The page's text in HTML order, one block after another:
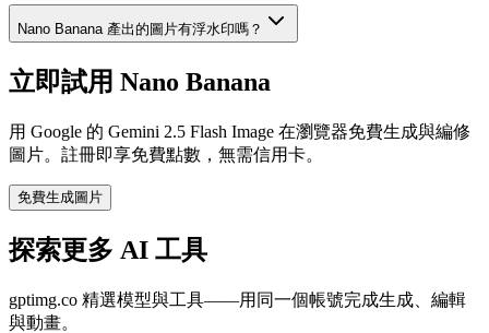
Nano Banana 產出的圖片有浮水印嗎？
立即試用 Nano Banana
用 Google 的 Gemini 2.5 Flash Image 在瀏覽器免費生成與編修
圖片。註冊即享免費點數，無需信用卡。
免費生成圖片
探索更多 AI 工具
gptimg.co 精選模型與工具——用同一個帳號完成生成、編輯
與動畫。